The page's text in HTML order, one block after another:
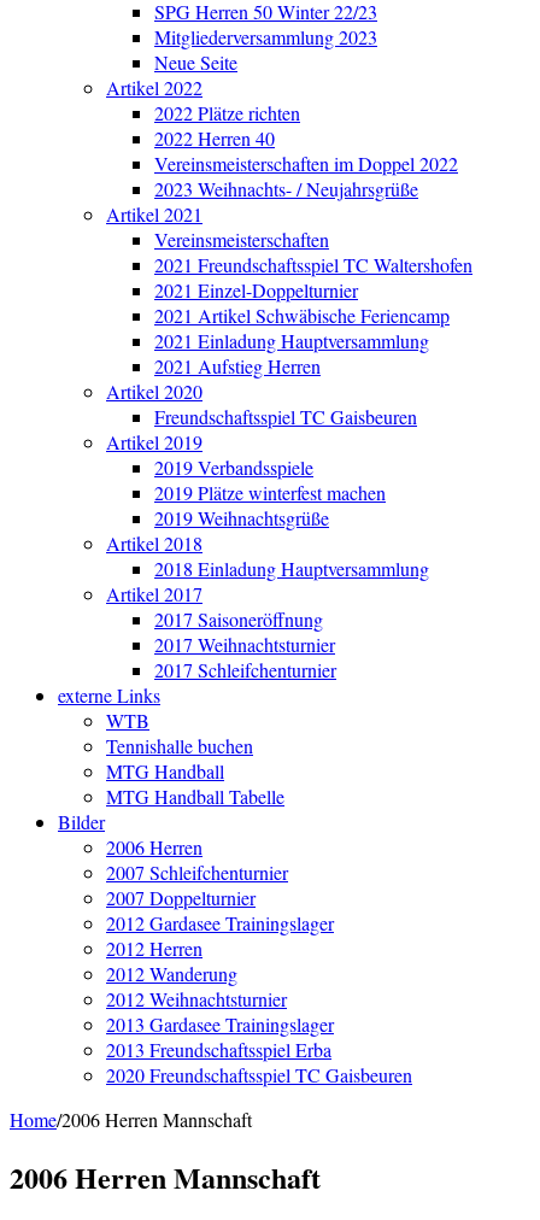
SPG Herren 50 Winter 22/23
Mitgliederversammlung 2023
Neue Seite
Artikel 2022
2022 Plätze richten
2022 Herren 40
Vereinsmeisterschaften im Doppel 2022
2023 Weihnachts- / Neujahrsgrüße
Artikel 2021
Vereinsmeisterschaften
2021 Freundschaftsspiel TC Waltershofen
2021 Einzel-Doppelturnier
2021 Artikel Schwäbische Feriencamp
2021 Einladung Hauptversammlung
2021 Aufstieg Herren
Artikel 2020
Freundschaftsspiel TC Gaisbeuren
Artikel 2019
2019 Verbandsspiele
2019 Plätze winterfest machen
2019 Weihnachtsgrüße
Artikel 2018
2018 Einladung Hauptversammlung
Artikel 2017
2017 Saisoneröffnung
2017 Weihnachtsturnier
2017 Schleifchenturnier
externe Links
WTB
Tennishalle buchen
MTG Handball
MTG Handball Tabelle
Bilder
2006 Herren
2007 Schleifchenturnier
2007 Doppelturnier
2012 Gardasee Trainingslager
2012 Herren
2012 Wanderung
2012 Weihnachtsturnier
2013 Gardasee Trainingslager
2013 Freundschaftsspiel Erba
2020 Freundschaftsspiel TC Gaisbeuren
Home/2006 Herren Mannschaft
2006 Herren Mannschaft